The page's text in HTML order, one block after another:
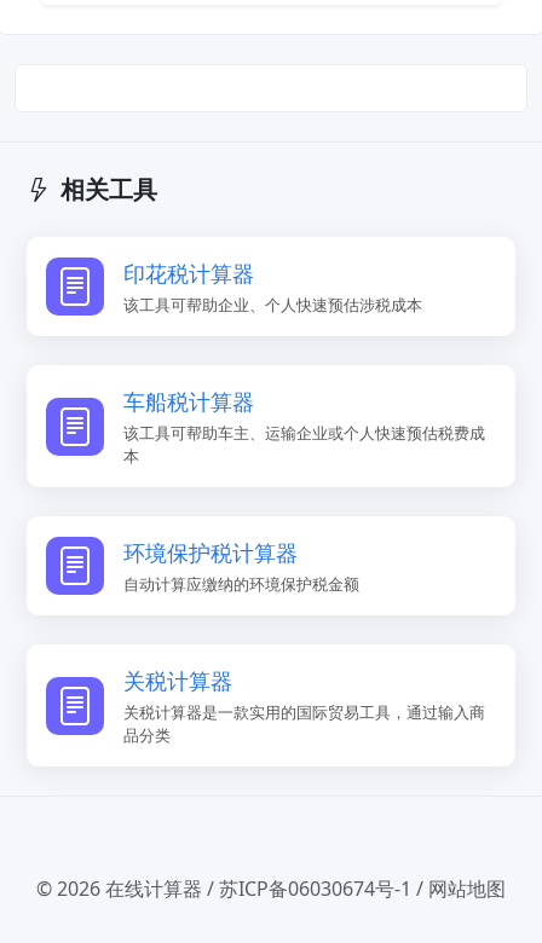
相关工具
印花税计算器
该工具可帮助企业、个人快速预估涉税成本
车船税计算器
该工具可帮助车主、运输企业或个人快速预估税费成
本
环境保护税计算器
自动计算应缴纳的环境保护税金额
关税计算器
关税计算器是一款实用的国际贸易工具，通过输入商
品分类
© 2026在线计算器 /苏ICP备06030674号-1 / 网站地图